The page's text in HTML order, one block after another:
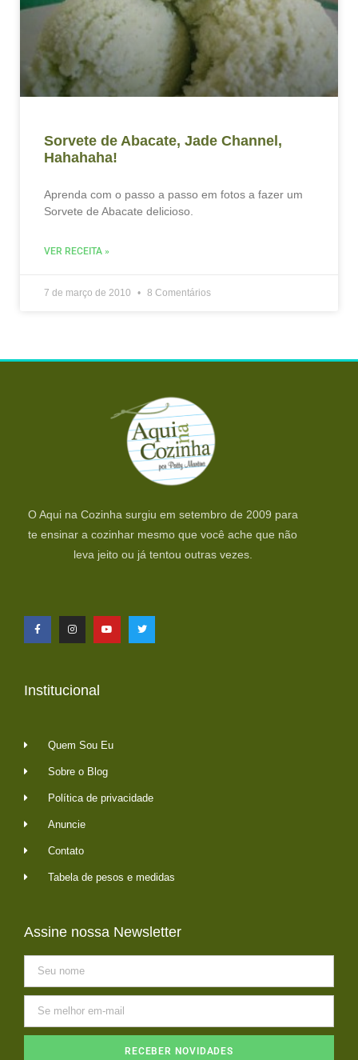
Sorvete de Abacate, Jade Channel,
Hahahaha!
Aprenda com o passo a passo em fotos a fazer um
Sorvete de Abacate delicioso.
VER RECEITA »
7 de março de 2010 8 Comentários
O Aqui na Cozinha surgiu em setembro de 2009 para
te ensinar a cozinhar mesmo que você ache que não
leva jeito ou já tentou outras vezes.
Institucional
Quem Sou Eu
Sobre o Blog
Política de privacidade
Anuncie
Contato
Tabela de pesos e medidas
Assine nossa Newsletter
RECEBER NOVIDADES